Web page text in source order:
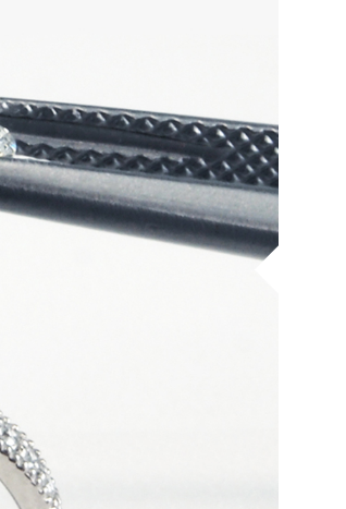
人気のおすすめデザインをチョイスして製作
で決めれるリングなどお客様のプランにあった